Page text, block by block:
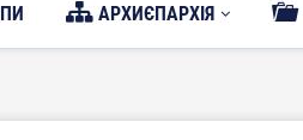
АРХИЄПАРХІЯ